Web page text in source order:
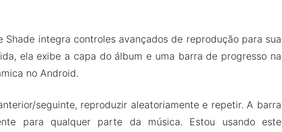
integra controles avançados de reprodução para sua
ela exibe a capa do álbum e uma barra de progresso na
no Android.
seguinte, reproduzir aleatoriamente e repetir. A barra
para qualquer parte da música. Estou usando este